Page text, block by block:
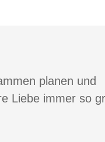
planen und
Liebe immer so